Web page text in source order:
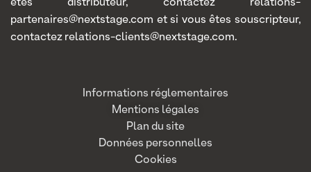
êtes distributeur, contactez relations-
partenaires@nextstage.com et si vous êtes souscripteur,
contactez relations-clients@nextstage.com.
Informations réglementaires
Mentions légales
Plan du site
Données personnelles
Cookies